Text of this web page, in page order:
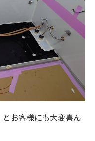
とお客様にも大変喜ん